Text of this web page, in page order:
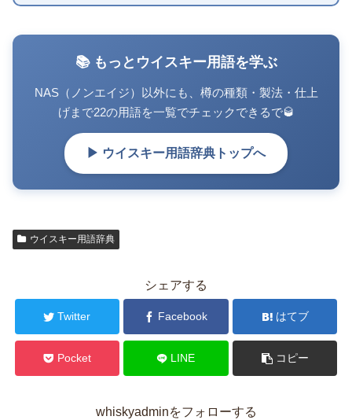
📚 もっとウイスキー用語を学ぶ
NAS（ノンエイジ）以外にも、樽の種類・製法・仕上
げまで22の用語を一覧でチェックできるで🥃
▶ ウイスキー用語辞典トップへ
ウイスキー用語辞典
シェアする
Twitter Facebook はてブ
Pocket LINE コピー
whiskyadminをフォローする